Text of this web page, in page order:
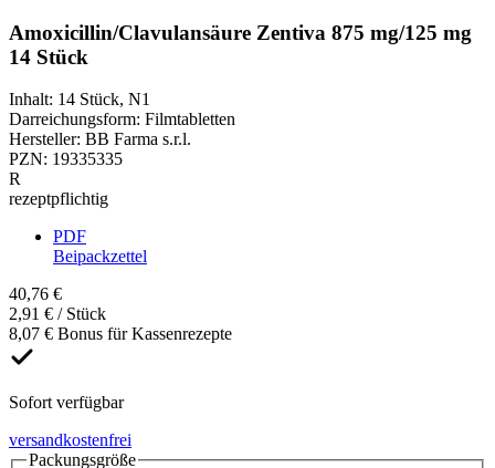
Amoxicillin/Clavulansäure Zentiva 875 mg/125 mg
14 Stück
Inhalt: 14 Stück, N1
Darreichungsform: Filmtabletten
Hersteller: BB Farma s.r.l.
PZN: 19335335
R
rezeptpflichtig
PDF
Beipackzettel
40,76 €
2,91 € / Stück
8,07 € Bonus für Kassenrezepte
Sofort verfügbar
versandkostenfrei
Packungsgröße